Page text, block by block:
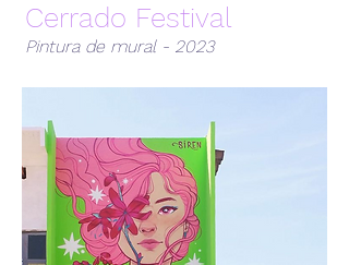
Cerrado Festival
Pintura de mural - 2023